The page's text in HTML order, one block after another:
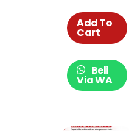
Xprinter
Add To
Cart
Beli
Via WA